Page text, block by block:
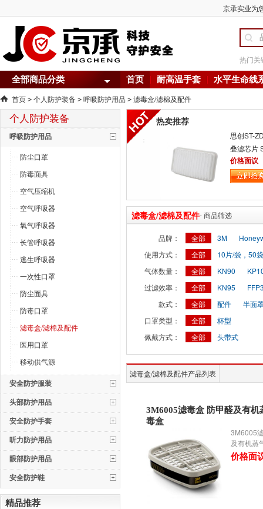
京承实业为
热门关
全部商品分类 首页 耐高温手套 水平生命线
首页 > 个人防护装备 > 呼吸防护用品 > 滤毒盒/滤棉及配件
个人防护装备
呼吸防护用品
防尘口罩
防毒面具
空气压缩机
空气呼吸器
氧气呼吸器
长管呼吸器
逃生呼吸器
一次性口罩
防尘面具
防毒口罩
滤毒盒/滤棉及配件
医用口罩
移动供气源
安全防护服装
头部防护用品
安全防护手套
听力防护用品
眼部防护用品
安全防护鞋
精品推荐
热卖推荐
思创ST-
叠滤芯片
用滤棉
价格面议
滤毒盒/滤棉及配件- 商品筛选
品牌： 全部 3M
使用方式：
全部
10片/袋，50
气体数量：
全部 KN90
过滤效率：
全部 KN95
款式：
全部 配件
半面
口罩类型：
全部
杯型
佩戴方式：
全部 头带式
滤毒盒/滤棉及配件产品列表
3M6005滤毒盒 防甲醛及有机
毒盒
3M6005
及有机蒸
价格面